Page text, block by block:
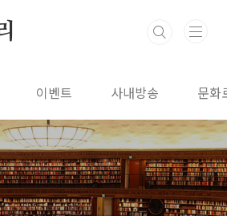
이벤트 사내방송 문화